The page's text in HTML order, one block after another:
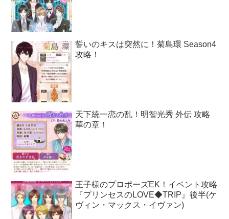
誓いのキスは突然に！菊島環 Season4
攻略！
天下統一恋の乱！明智光秀 外伝 攻略
華の章！
王子様のプロポーズEK！イベント攻略
『プリンセスのLOVE◆TRIP』後半(ケ
ヴィン・マックス・イヴァン)